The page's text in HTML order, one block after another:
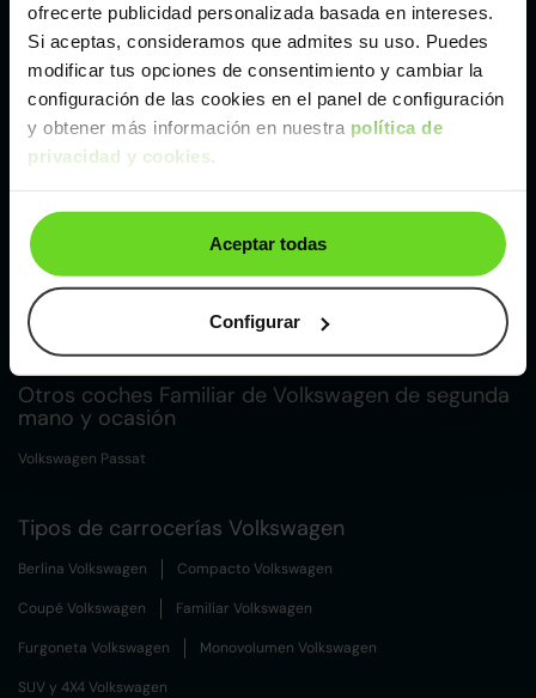
ofrecerte publicidad personalizada basada en intereses.
Si aceptas, consideramos que admites su uso. Puedes
modificar tus opciones de consentimiento y cambiar la
configuración de las cookies en el panel de configuración
y obtener más información en nuestra política de
privacidad y cookies.
Aceptar todas
Configurar
Málaga
Valencia
Otros coches Compacto de Volkswagen de
segunda mano y ocasión
Volkswagen Beetle Volkswagen Polo
Otros coches Familiar de Volkswagen de segunda
mano y ocasión
Volkswagen Passat
Tipos de carrocerías Volkswagen
Berlina Volkswagen Compacto Volkswagen
Coupé Volkswagen Familiar Volkswagen
Furgoneta Volkswagen Monovolumen Volkswagen
SUV y 4X4 Volkswagen